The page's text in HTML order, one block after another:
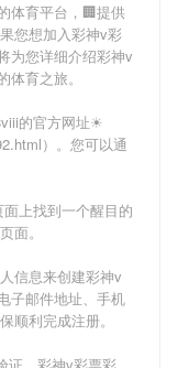
体育平台，🏢提供
您想加入彩神v彩
为您详细介绍彩神v
育之旅。
的官方网址☀
）。您可以通
上找到一个醒目的
面。
信息来创建彩神v
子邮件地址、手机
顺利完成注册。